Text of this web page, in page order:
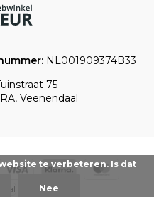
75
Veenendaal
NL001909374B33
te verbeteren. Is dat
Nee